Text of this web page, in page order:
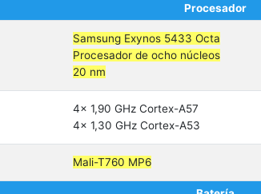
Procesador
Samsung Exynos 5433 Octa
Procesador de ocho núcleos
20 nm
4x 1,90 GHz Cortex-A57
4x 1,30 GHz Cortex-A53
Mali-T760 MP6